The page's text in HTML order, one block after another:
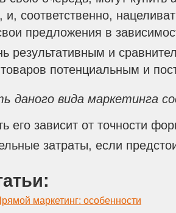
и, соответственно,
предложения в
результативным и
потенциальным и
даного вида маркетинга
его зависит от точности
затраты, если
маркетинг: особенности